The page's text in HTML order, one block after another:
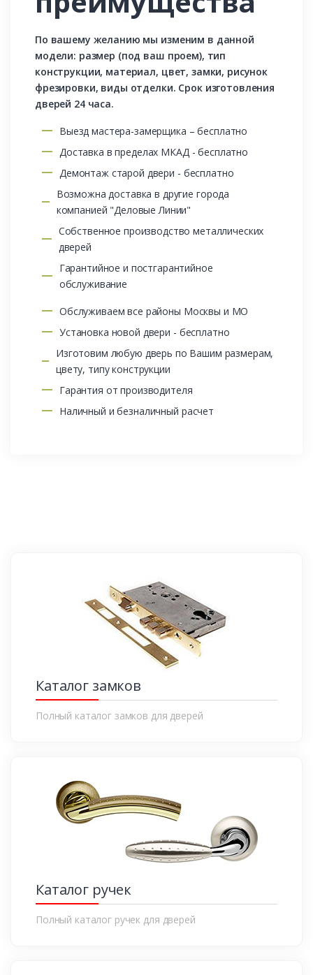
По вашему желанию мы изменим в данной
модели: размер (под ваш проем), тип
конструкции, материал, цвет, замки, рисунок
фрезировки, виды отделки. Срок изготовления
дверей 24 часа.
Выезд мастера-замерщика – бесплатно
Доставка в пределах МКАД - бесплатно
Демонтаж старой двери - бесплатно
Возможна доставка в другие города
компанией "Деловые Линии"
Собственное производство металлических
дверей
Гарантийное и постгарантийное
обслуживание
Обслуживаем все районы Москвы и МО
Установка новой двери - бесплатно
Изготовим любую дверь по Вашим размерам,
цвету, типу конструкции
Гарантия от производителя
Наличный и безналичный расчет
Каталог замков
Полный каталог замков для дверей
Каталог ручек
Полный каталог ручек для дверей